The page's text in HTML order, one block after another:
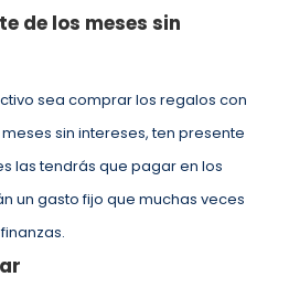
de los meses sin
sea comprar los regalos con
sin intereses, ten presente
las tendrás que pagar en los
un gasto fijo que muchas veces